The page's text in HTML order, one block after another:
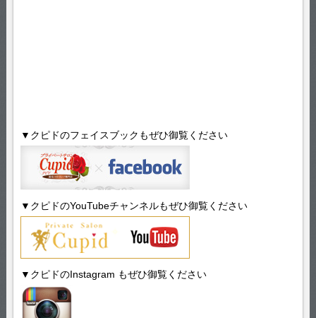
▼クピドのフェイスブックもぜひ御覧ください
▼クピドのYouTubeチャンネルもぜひ御覧ください
▼クピドのInstagram もぜひ御覧ください